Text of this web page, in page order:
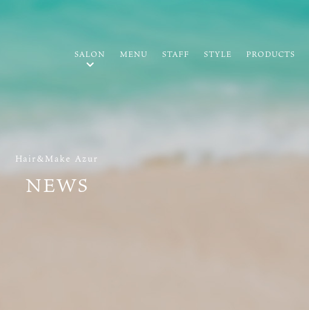
Hair&Make Azur
NEWS
SALON MENU STAFF STYLE PRODUCTS